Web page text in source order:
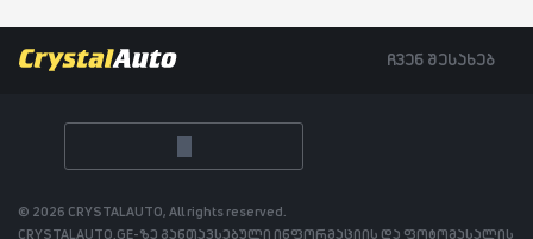
ჩვენ შესახებ
© 2026 CRYSTALAUTO, All rights reserved.
CRYSTALAUTO.GE-ზე განთავსებული ინფორმაციის და ფოტომასალის